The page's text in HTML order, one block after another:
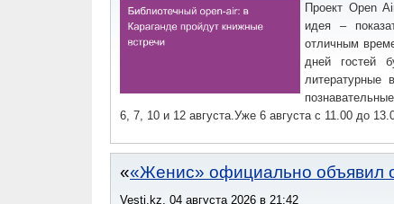
Проект Open
идея –
отличным
дней гостей
литературные
6, 7, 10 и 12 августа.Уже 6 августа с 11.00 до
«Женис» официально объявил
Vesti.kz, 04 августа 2026 в 21:42